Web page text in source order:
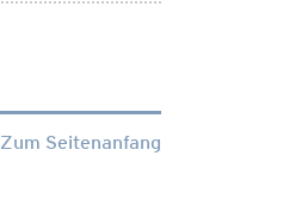
Zum Seitenanfang